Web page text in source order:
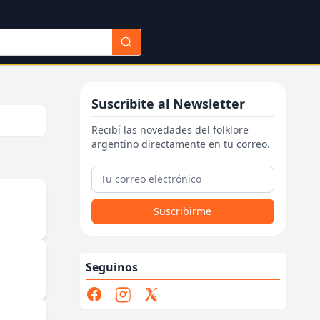
Suscribite al Newsletter
Recibí las novedades del folklore
argentino directamente en tu correo.
Suscribirme
Seguinos